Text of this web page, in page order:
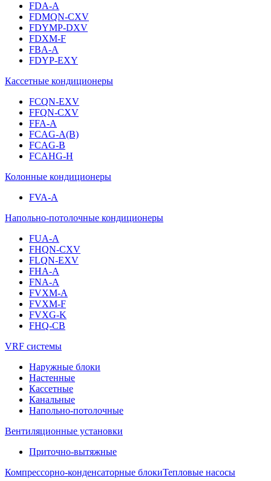
FDA-A
FDMQN-CXV
FDYMP-DXV
FDXM-F
FBA-A
FDYP-EXY
Кассетные кондиционеры
FCQN-EXV
FFQN-CXV
FFA-A
FCAG-A(B)
FCAG-B
FCAHG-H
Колонные кондиционеры
FVA-A
Напольно-потолочные кондиционеры
FUA-A
FHQN-CXV
FLQN-EXV
FHA-A
FNA-A
FVXM-A
FVXM-F
FVXG-K
FHQ-CB
VRF системы
Наружные блоки
Настенные
Кассетные
Канальные
Напольно-потолочные
Вентиляционные установки
Приточно-вытяжные
Компрессорно-конденсаторные блокиТепловые насосы